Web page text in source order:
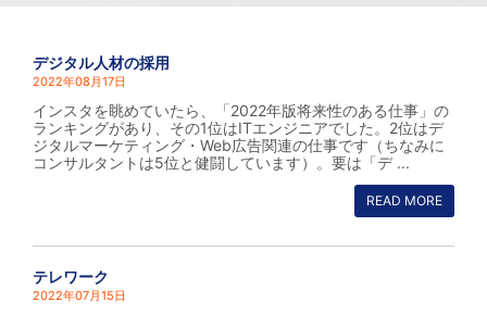
デジタル人材の採用
2022年08月17日
インスタを眺めていたら、「2022年版将来性のある仕事」の
ランキングがあり、その1位はITエンジニアでした。2位はデ
ジタルマーケティング・Web広告関連の仕事です（ちなみに
コンサルタントは5位と健闘しています）。要は「デ ...
READ MORE
テレワーク
2022年07月15日